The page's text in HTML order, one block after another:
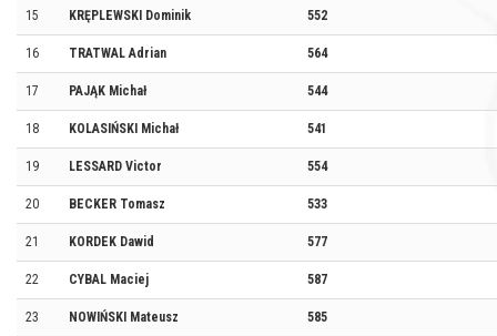
15 KRĘPLEWSKI Dominik 552
16 TRATWAL Adrian 564
17 PAJĄK Michał 544
18 KOLASIŃSKI Michał 541
19 LESSARD Victor 554
20 BECKER Tomasz 533
21 KORDEK Dawid 577
22 CYBAL Maciej 587
23 NOWIŃSKI Mateusz 585